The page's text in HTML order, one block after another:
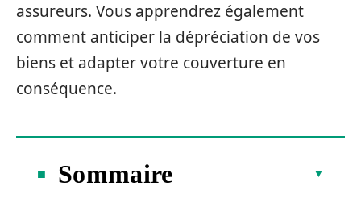
assureurs. Vous apprendrez également
comment anticiper la dépréciation de vos
biens et adapter votre couverture en
conséquence.
Sommaire